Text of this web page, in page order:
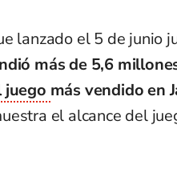
lanzado el 5 de junio
más de 5,6
juego más vendido en
el alcance del